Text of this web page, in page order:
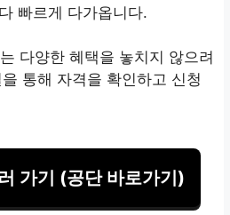
빠르게 다가옵니다.
다양한 혜택을 놓치지 않으려
통해 자격을 확인하고 신청
가기 (공단 바로가기)